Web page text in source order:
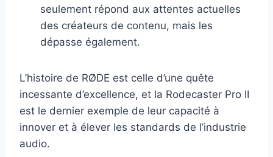
seulement répond aux attentes actuelles
des créateurs de contenu, mais les
dépasse également.
L’histoire de RØDE est celle d’une quête
incessante d’excellence, et la Rodecaster Pro II
est le dernier exemple de leur capacité à
innover et à élever les standards de l’industrie
audio.